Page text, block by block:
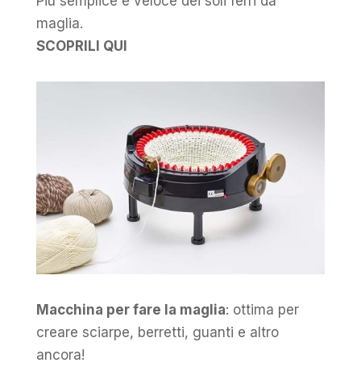
maglia.
SCOPRILI QUI
Macchina per fare la maglia: ottima per
creare sciarpe, berretti, guanti e altro
ancora!